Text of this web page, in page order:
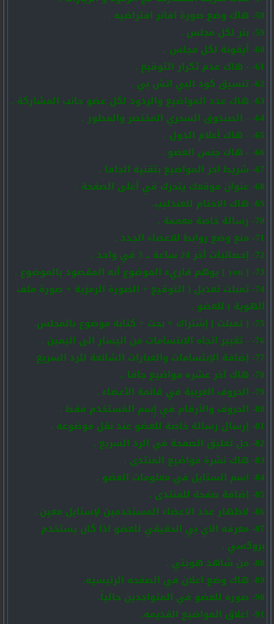
58- هاك وضع صورة افاتر افتراضيه .
59- بنر لكل مجلس .
60- أيقونة لكل مجلس .
61- - هاك عدم تكرار التوقيع .
62- تنسيق كود البي اتش بي .
63- هاك عدد المواضيع والردود لكل عضو جانب المشاركة .
64- - الصندوق السحري المختصر والمطور .
65- - هاك أعلام الدول .
66- - هاك جنس العضو .
67- شريط اخر المواضيع بتقنية الجافا .
68- عنوان موقعك يتحرك في أعلى الصفحة .
69- هاك الاختام للعندليب.
70- رسالة خاصة معممة .
71- منع وضع روابط للاعضاء الجدد .
72- إحصائيات آخر 24 ساعة ــ 3 في واحد .
73- [ you ] يوهم قاريء الموضوع أنه المقصود بالموضوع .
74- تمبلت تعديل ( التوقيع + الصورة الرمزية + صورة ملف
الهوية ) للعضو .
75- [ تمبلت ] إشتراك + بحث + كتابة موضوع بالمجلس.
76- - تغيير اتجاه الابتسامات من اليسار الى اليمين .
77- إضافة الإبتسامات والعبارات الشائعة للرد السريع .
78- هاك آخر عشره مواضيع جافا ..
79- الحروف العربية في قائمة الأعضاء .
80- الحروف والأرقام في إٍسم المُستخدم فقط .
81- إرسال رسالة خاصة للعضو عند نقل موضوعه .
82- حل تعليق الصفحة في الرد السريع .
83- هاك نشرة مواضيع المنتدى .
84- اسم الستايل في معلومات العضو .
85- إضافة صفحة للمنتدى .
86- لاظهار عدد الاعضاء المستخدمين لإستايل معين .
87- معرفه الاي بي الحقيقي للعضو اذا كان يستخدم
بروكسي .
88- من شاهد هويتي .
89- هاك وضع اعلان في الصفحه الرئيسيه.
90- صوره للعضو في المتواجدين حالياً.
91- اغلاق المواضيع القديمه.